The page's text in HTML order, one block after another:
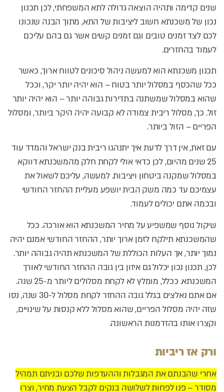
שנים קדימה ותהיה הוצאה גדולה לתא המשפחתי, לכן תכנון
נכון של משכנתא חשוב ליציבות של התא, מתוך הבנה שנכונו
לכם לצד זמנים טובים וגם זמנים קשים אשר גם בהם עליכם
לעמוד בהחזרים.
תכנון משכנתא הוא למעשה ניהול סיכונים לטווח ארוך, כאשר
ככל שהכסף במסלול יותר בטוח – הוא יהיה יותר יקר, וככל
שהוא במסלול שמשתנה בתדירות גבוהה יותר – הוא יהיה יותר
זול. כך, מסלול ריבית צמודה לא קבועה יהיה היקר ביותר, ומסלול
הפריים – הזול ביותר.
עם זאת, אין דרך לדעת איך יתנהגו ריבית בנק ישראל והמדד עוד
25 שנים מהיום, לכן כדאי אולי לקחת חלק מהמשכנתא דווקא
במסלול שמקנה ביטחון ויציבות. למעשה, עליכם לשאול את
עצמיכם עד כמה משק הבית יושפע מעליית ההחזר החודשי
ובכמה אתם יכולים לעמוד.
שיקול נוסף שמשפיע על מחיר המשכנתא הוא אורכה. ככל
שהמשכנתא תילקח לזמן ארוך יותר, ההחזר החודשי אמנם יהיה
נמוך יותר, אך העלות הכוללת של המשכנתא תהיה גבוהה יותר.
לכן, תכנון נכון יכלול גם איזון בין גובה ההחזר החודשי לאורך
המשכנתא. ככלל, מומלץ לא לקחת מסלולים ליותר מ-25 שנה.
אם אתם נאלצים בגלל גובה ההחזר לקחת מסלול ל-30 שנה, נסו
שזה יהיה מסלול הפריים, שהוא מסלול ללא קנסות על שינויים,
וקצרו אותו בהזדמנות הראשונה.
ורק אז ריביות
אחרי שהבנתם את המגבלות וההעדפות שלכם ובניתם תמהיל
מסודר – פנו לפחות לשלושה בנקים לקבל הצעת מחיר, וצרו